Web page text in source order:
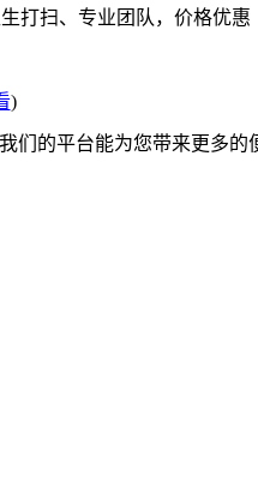
打扫、专业团队，价格优惠
)
们的平台能为您带来更多的